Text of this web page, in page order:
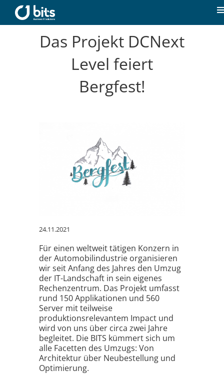
Inhalt
springen
Das Projekt DCNext
Level feiert
Bergfest!
24.11.2021
Für einen weltweit tätigen Konzern in
der Automobilindustrie organisieren
wir seit Anfang des Jahres den Umzug
der IT-Landschaft in sein eigenes
Rechenzentrum. Das Projekt umfasst
rund 150 Applikationen und 560
Server mit teilweise
produktionsrelevantem Impact und
wird von uns über circa zwei Jahre
begleitet. Die BITS kümmert sich um
alle Facetten des Umzugs: Von
Architektur über Neubestellung und
Optimierung.